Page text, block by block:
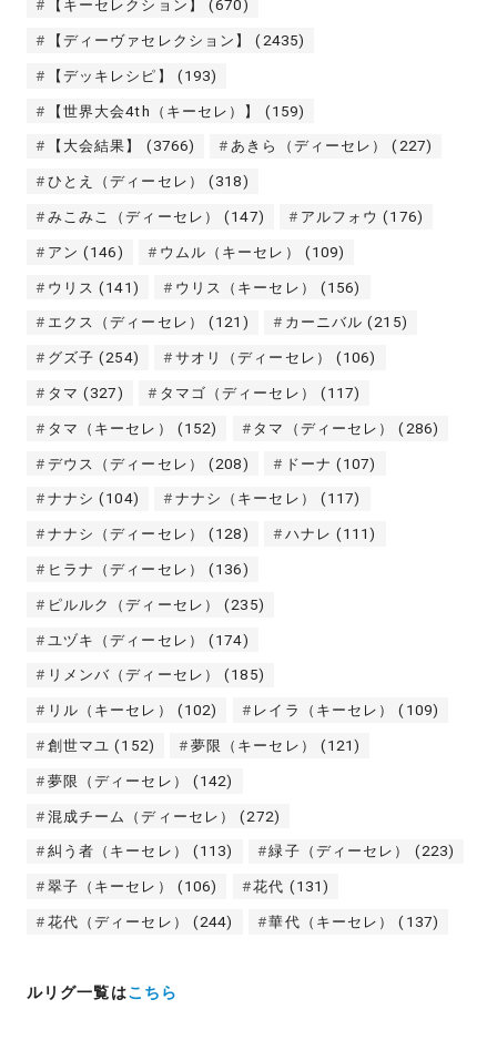
【キーセレクション】 (670)
【ディーヴァセレクション】 (2435)
【デッキレシピ】 (193)
【世界大会4th（キーセレ）】 (159)
【大会結果】 (3766) あきら（ディーセレ） (227)
ひとえ（ディーセレ） (318)
みこみこ（ディーセレ） (147) アルフォウ (176)
アン (146) ウムル（キーセレ） (109)
ウリス (141) ウリス（キーセレ） (156)
エクス（ディーセレ） (121) カーニバル (215)
グズ子 (254) サオリ（ディーセレ） (106)
タマ (327) タマゴ（ディーセレ） (117)
タマ（キーセレ） (152) タマ（ディーセレ） (286)
デウス（ディーセレ） (208) ドーナ (107)
ナナシ (104) ナナシ（キーセレ） (117)
ナナシ（ディーセレ） (128) ハナレ (111)
ヒラナ（ディーセレ） (136)
ピルルク（ディーセレ） (235)
ユヅキ（ディーセレ） (174)
リメンバ（ディーセレ） (185)
リル（キーセレ） (102) レイラ（キーセレ） (109)
創世マユ (152) 夢限（キーセレ） (121)
夢限（ディーセレ） (142)
混成チーム（ディーセレ） (272)
糾う者（キーセレ） (113) 緑子（ディーセレ） (223)
翠子（キーセレ） (106) 花代 (131)
花代（ディーセレ） (244) 華代（キーセレ） (137)
ルリグ一覧はこちら